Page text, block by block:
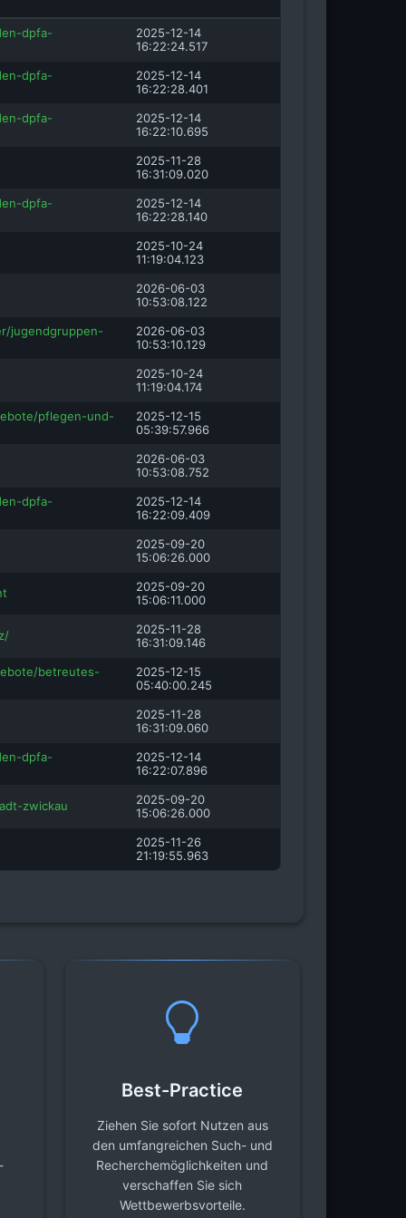
dpfa-
2025-12-14
16:22:24.517
dpfa-
2025-12-14
16:22:28.401
dpfa-
2025-12-14
16:22:10.695
2025-11-28
16:31:09.020
dpfa-
2025-12-14
16:22:28.140
2025-10-24
11:19:04.123
2026-06-03
10:53:08.122
jugendgruppen-
2026-06-03
10:53:10.129
2025-10-24
11:19:04.174
pflegen-und-
2025-12-15
05:39:57.966
2026-06-03
10:53:08.752
dpfa-
2025-12-14
16:22:09.409
2025-09-20
15:06:26.000
2025-09-20
15:06:11.000
2025-11-28
16:31:09.146
betreutes-
2025-12-15
05:40:00.245
2025-11-28
16:31:09.060
dpfa-
2025-12-14
16:22:07.896
zwickau
2025-09-20
15:06:26.000
2025-11-26
21:19:55.963
Best-Practice
Ziehen Sie sofort Nutzen aus
den umfangreichen Such- und
Recherchemöglichkeiten und
verschaffen Sie sich
Wettbewerbsvorteile.